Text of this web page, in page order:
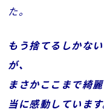
た。
もう捨てるしかな
が、
まさかここまで綺
当に感動しています